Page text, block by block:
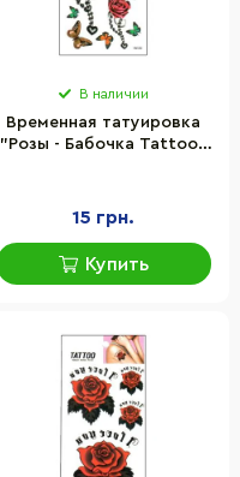
В наличии
Временная татуировка
"Розы - Бабочка Tattoo"
15 грн.
Купить